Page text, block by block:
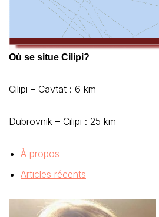
Où se situe Cilipi?
Cilipi – Cavtat : 6 km
Dubrovnik – Cilipi : 25 km
À propos
Articles récents